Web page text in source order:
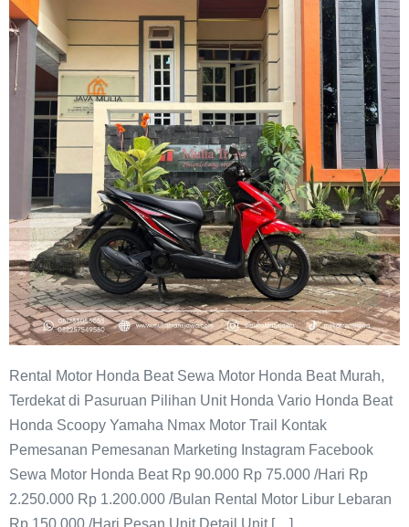
Honda
Beat
Rental Motor Honda Beat Sewa Motor Honda Beat Murah,
Terdekat di Pasuruan Pilihan Unit Honda Vario Honda Beat
Honda Scoopy Yamaha Nmax Motor Trail Kontak
Pemesanan Pemesanan Marketing Instagram Facebook
Sewa Motor Honda Beat Rp 90.000 Rp 75.000 /Hari Rp
2.250.000 Rp 1.200.000 /Bulan Rental Motor Libur Lebaran